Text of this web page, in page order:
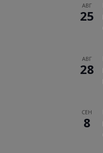
АВГ
25
АВГ
28
СЕН
8